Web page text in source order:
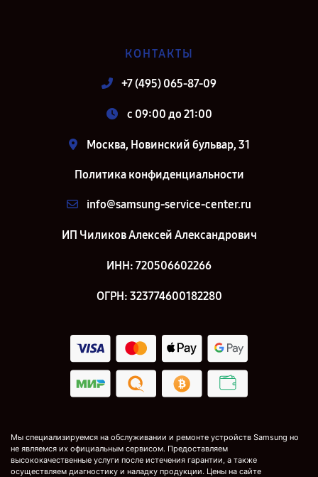
КОНТАКТЫ
+7 (495) 065-87-09
c 09:00 до 21:00
Москва, Новинский бульвар, 31
Политика конфиденциальности
info@samsung-service-center.ru
ИП Чиликов Алексей Александрович
ИНН: 720506602266
ОГРН: 323774600182280
Мы специализируемся на обслуживании и ремонте устройств Samsung но
не являемся их официальным сервисом. Предоставляем
высококачественные услуги после истечения гарантии, а также
осуществляем диагностику и наладку продукции. Цены на сайте